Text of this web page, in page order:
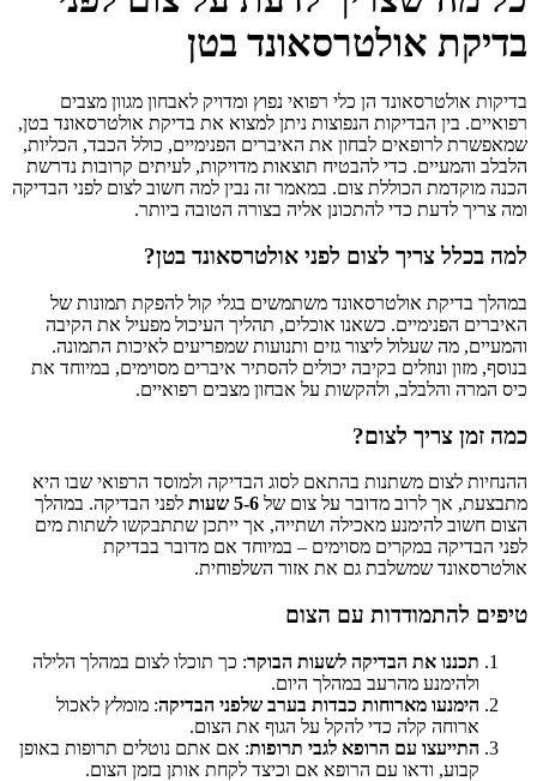
בדיקת אולטרסאונד בטן
בדיקות אולטרסאונד הן כלי רפואי נפוץ ומדויק לאבחון מגוון מצבים
רפואיים. בין הבדיקות הנפוצות ניתן למצוא את בדיקת אולטרסאונד בטן,
שמאפשרת לרופאים לבחון את האיברים הפנימיים, כולל הכבד, הכליות,
הלבלב והמעיים. כדי להבטיח תוצאות מדויקות, לעיתים קרובות נדרשת
הכנה מוקדמת הכוללת צום. במאמר זה נבין למה חשוב לצום לפני הבדיקה
ומה צריך לדעת כדי להתכונן אליה בצורה הטובה ביותר.
למה בכלל צריך לצום לפני אולטרסאונד בטן?
במהלך בדיקת אולטרסאונד משתמשים בגלי קול להפקת תמונות של
האיברים הפנימיים. כשאנו אוכלים, תהליך העיכול מפעיל את הקיבה
והמעיים, מה שעלול ליצור גזים ותנועות שמפריעים לאיכות התמונה.
בנוסף, מזון ונוזלים בקיבה יכולים להסתיר איברים מסוימים, במיוחד את
כיס המרה והלבלב, ולהקשות על אבחון מצבים רפואיים.
כמה זמן צריך לצום?
ההנחיות לצום משתנות בהתאם לסוג הבדיקה ולמוסד הרפואי שבו היא
מתבצעת, אך לרוב מדובר על צום של 5-6 שעות
לפני הבדיקה. במהלך
הצום חשוב להימנע מאכילה ושתייה, אך ייתכן שתתבקשו לשתות מים
לפני הבדיקה במקרים מסוימים – במיוחד אם מדובר בבדיקת
אולטרסאונד שמשלבת גם את אזור השלפוחית.
טיפים להתמודדות עם הצום
תכננו את הבדיקה לשעות הבוקר: כך תוכלו לצום במהלך הלילה
ולהימנע מהרעב במהלך היום.
הימנעו מארוחות כבדות בערב שלפני הבדיקה: מומלץ לאכול
ארוחה קלה כדי להקל על הגוף את הצום.
התייעצו עם הרופא לגבי תרופות: אם אתם נוטלים תרופות באופן
קבוע, ודאו עם הרופא אם וכיצד לקחת אותן בזמן הצום.